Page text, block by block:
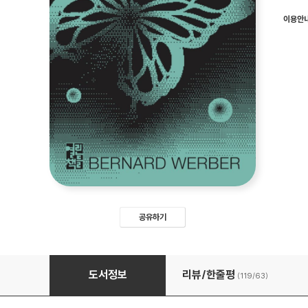
공유하기
이용안
파피용 (개정판)
도서정보 리뷰/한줄평 (119/63)